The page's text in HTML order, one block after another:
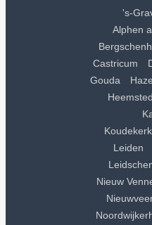
's-
Alphen
Castricum
Gouda
Leiden
Nieuw